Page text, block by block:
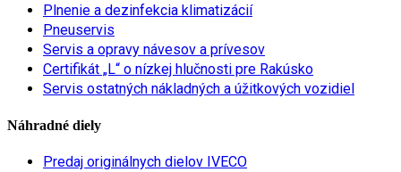
Plnenie a dezinfekcia klimatizácií
Pneuservis
Servis a opravy návesov a prívesov
Certifikát „L“ o nízkej hlučnosti pre Rakúsko
Servis ostatných nákladných a úžitkových vozidiel
Náhradné diely
Predaj originálnych dielov IVECO